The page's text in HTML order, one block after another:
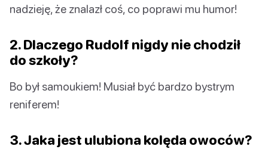
nadzieję, że znalazł coś, co poprawi mu humor!
2. Dlaczego Rudolf nigdy nie chodził
do szkoły?
Bo był samoukiem! Musiał być bardzo bystrym
reniferem!
3. Jaka jest ulubiona kolęda owoców?